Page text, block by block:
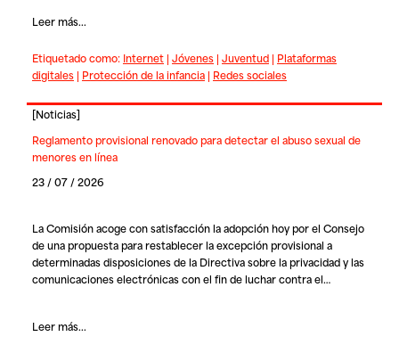
Leer más...
Etiquetado como: Internet| Jóvenes| Juventud| Plataformas
digitales| Protección de la infancia| Redes sociales
[Noticias]
Reglamento provisional renovado para detectar el abuso sexual de
menores en línea
23 / 07 / 2026
La Comisión acoge con satisfacción la adopción hoy por el Consejo
de una propuesta para restablecer la excepción provisional a
determinadas disposiciones de la Directiva sobre la privacidad y las
comunicaciones electrónicas con el fin de luchar contra el…
Leer más...